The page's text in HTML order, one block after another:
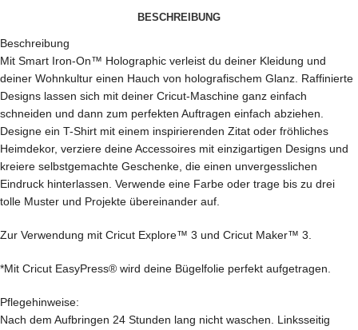
BESCHREIBUNG
Beschreibung
Mit Smart Iron-On™ Holographic verleist du deiner Kleidung und
deiner Wohnkultur einen Hauch von holografischem Glanz. Raffinierte
Designs lassen sich mit deiner Cricut-Maschine ganz einfach
schneiden und dann zum perfekten Auftragen einfach abziehen.
Designe ein T-Shirt mit einem inspirierenden Zitat oder fröhliches
Heimdekor, verziere deine Accessoires mit einzigartigen Designs und
kreiere selbstgemachte Geschenke, die einen unvergesslichen
Eindruck hinterlassen. Verwende eine Farbe oder trage bis zu drei
tolle Muster und Projekte übereinander auf.
Zur Verwendung mit Cricut Explore™ 3 und Cricut Maker™ 3.
*Mit Cricut EasyPress® wird deine Bügelfolie perfekt aufgetragen.
Pflegehinweise:
Nach dem Aufbringen 24 Stunden lang nicht waschen. Linksseitig